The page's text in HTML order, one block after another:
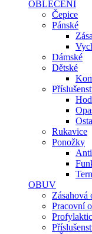
OBLEČENÍ
Čepice
Pánské
Dámské
Dětské
Rukavice
Ponožky
OBUV
Zásahová
Pracovní